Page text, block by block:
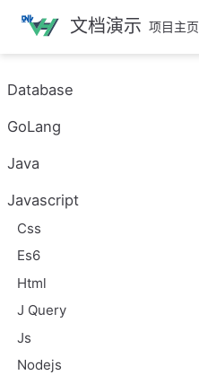
跳
主
內
文档演示 项目主页
Database
GoLang
Java
Javascript
Css
Es6
Html
J Query
Js
Nodejs